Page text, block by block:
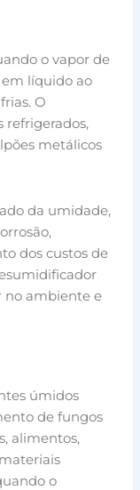
o vapor de
líquido ao
O
metálicos
da umidade,
dos custos de
no ambiente e
úmidos
de fungos
alimentos,
o